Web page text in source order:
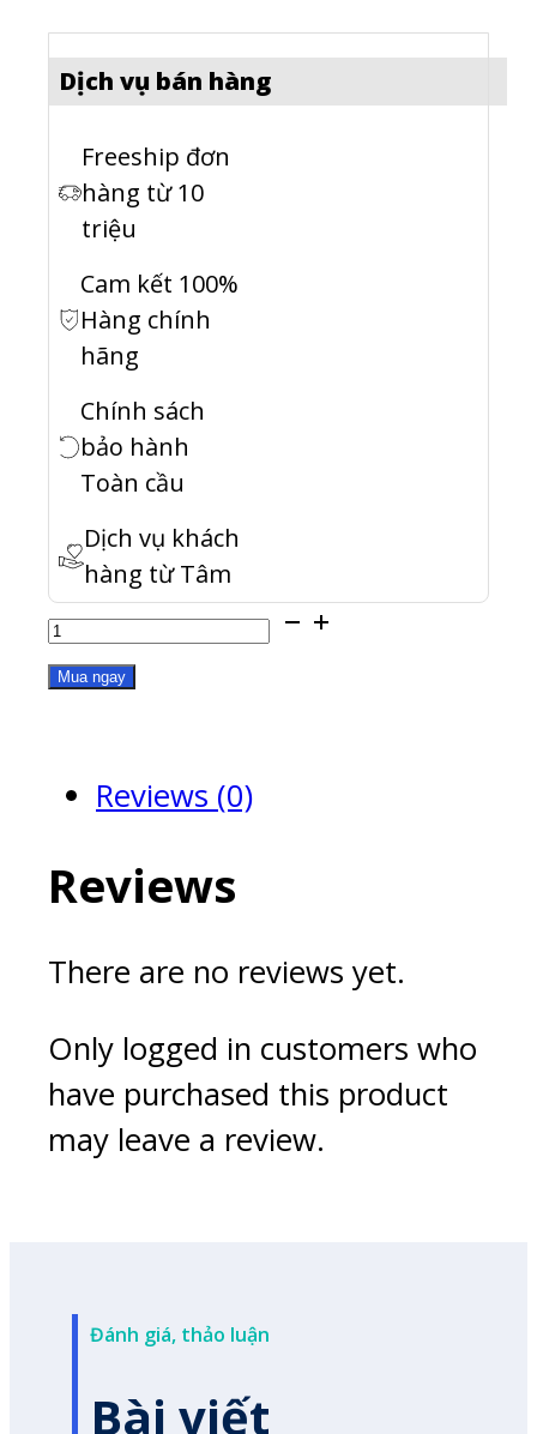
Dịch vụ bán hàng
Freeship đơn
hàng từ 10
triệu
Cam kết 100%
Hàng chính
hãng
Chính sách
bảo hành
Toàn cầu
Dịch vụ khách
hàng từ Tâm
RAM-
8GDR4ECT0-
quantity
Mua ngay
Reviews (0)
Reviews
There are no reviews yet.
Only logged in customers who
have purchased this product
may leave a review.
Đánh giá, thảo luận
Bài viết